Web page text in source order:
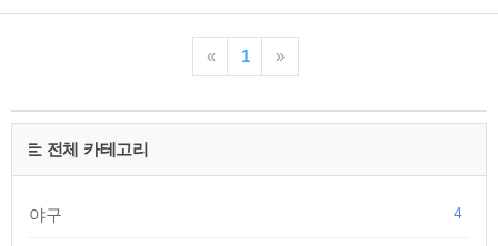
고 요즘 마트에 설치되어 있는 게임기를 보았을 겁니다. 올해 8
월부터 본격적으로 설치되기 시작했는데 벌써 엄청난 인기를
9in2out.com | 서포트 몬스터란? 서포트 몬스터는 포켓몬 가오
레 배틀 중 서프라이즈 어택, 엑스트라 어택 두가지 지원으로 배
틀을 도와 좀 더 쉽게 이길수 있게 해주는 시스템 입니다. | 서포
« 1 »
전체 카테고리
야구 4